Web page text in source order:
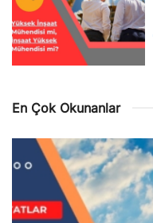
En Çok Okunanlar